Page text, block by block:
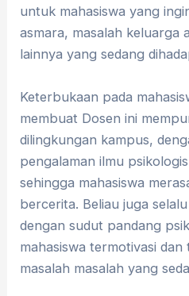
untuk mahasiswa yang
asmara, masalah keluarga
lainnya yang sedang
Keterbukaan pada
membuat Dosen ini
dilingkungan kampus,
pengalaman ilmu
sehingga mahasiswa
bercerita. Beliau juga
dengan sudut pandang
mahasiswa termotivasi dan
masalah masalah yang